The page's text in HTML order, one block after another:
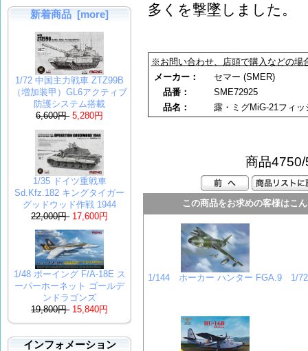
新着商品 [more]
1/72 中国主力戦車 ZTZ99B
（増加装甲）GL6アクティブ
防護システム搭載
6,600円 5,280円
1/35 ドイツ重戦車
Sd.Kfz.182 キングタイガー
グッドウッド作戦 1944
22,000円 17,600円
1/48 ボーイング F/A-18E ス
ーパーホーネット ゴールデ
ンドラゴンズ
19,800円 15,840円
インフォメーション
多くを撃墜しました。
※お問い合わせ、店頭で購入などの場
メーカー：
セマー (SMER)
品番：
SME72925
品名：
露・ミグMiG-21フィ
商品
この商品をお求めの客様はこ
1/144 ホーカー ハンター FGA.9 1/